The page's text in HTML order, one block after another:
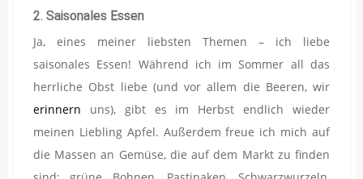
2. Saisonales Essen
Ja, eines meiner liebsten Themen – ich liebe
saisonales Essen! Während ich im Sommer all das
herrliche Obst liebe (und vor allem die Beeren, wir
erinnern uns), gibt es im Herbst endlich wieder
meinen Liebling Apfel. Außerdem freue ich mich auf
die Massen an Gemüse, die auf dem Markt zu finden